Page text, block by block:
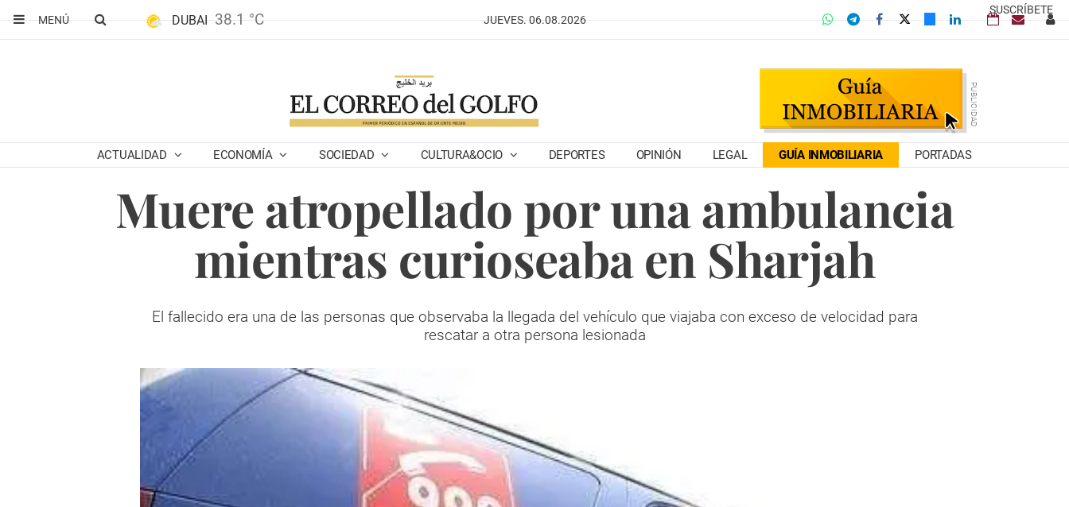
SUSCRÍBETE
MENÚ
DUBAI 38.1 °C JUEVES. 06.08.2026
ACTUALIDAD ECONOMÍA SOCIEDAD CULTURA&OCIO DEPORTES OPINIÓN LEGAL GUÍA INMOBILIARIA PORTADAS
Muere atropellado por una ambulancia
mientras curioseaba en Sharjah
El fallecido era una de las personas que observaba la llegada del vehículo que viajaba con exceso de velocidad para
rescatar a otra persona lesionada